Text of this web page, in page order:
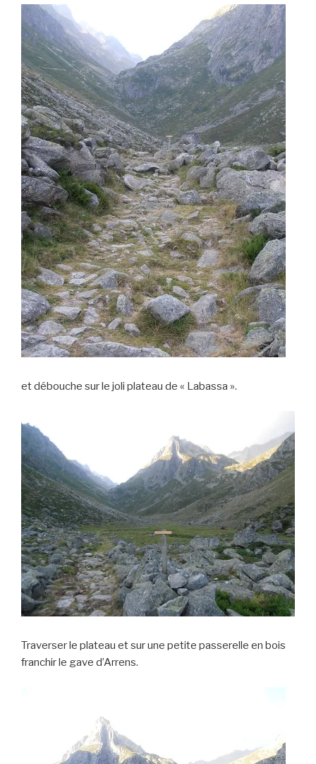
et débouche sur le joli plateau de « Labassa ».
Traverser le plateau et sur une petite passerelle en bois
franchir le gave d’Arrens.